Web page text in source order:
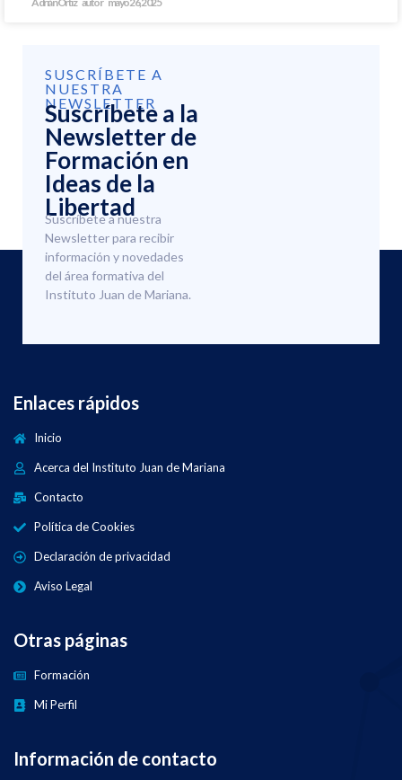
SUSCRÍBETE A
NUESTRA
NEWSLETTER
Suscríbete a la
Newsletter de
Formación en
Ideas de la
Libertad
Suscríbete a nuestra
Newsletter para recibir
información y novedades
del área formativa del
Instituto Juan de Mariana.
Enlaces rápidos
Inicio
Acerca del Instituto Juan de Mariana
Contacto
Política de Cookies
Declaración de privacidad
Aviso Legal
Otras páginas
Formación
Mi Perfil
Información de contacto